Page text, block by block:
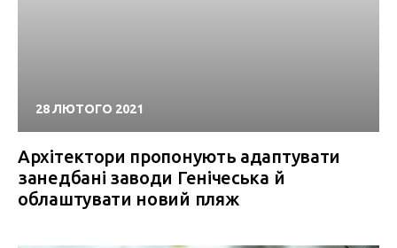
28 ЛЮТОГО 2021
Архітектори пропонують адаптувати
занедбані заводи Генічеська й
облаштувати новий пляж